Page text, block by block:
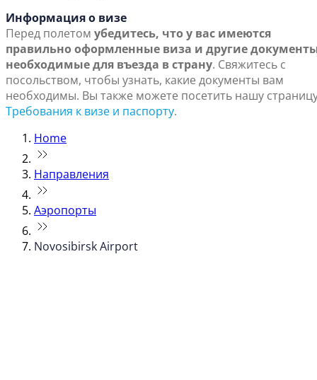
Информация о визе
Перед полетом убедитесь, что у вас имеются
правильно оформленные виза и другие
необходимые для въезда в страну. Свяжитесь с
посольством, чтобы узнать, какие документы вам
необходимы. Вы также можете посетить нашу
Требования к визе и паспорту.
Home
Направления
Аэропорты
Novosibirsk Airport